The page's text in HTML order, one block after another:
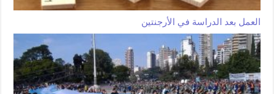
العمل بعد الدراسة في الأرجنتين